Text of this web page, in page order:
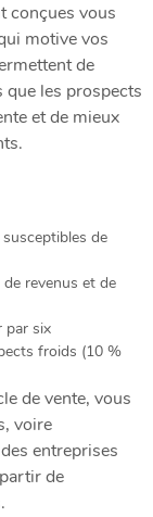
conçues vous
motive vos
de
que les prospects
et de mieux
de
revenus et de
par six
froids (10 %
de vente, vous
voire
entreprises
de